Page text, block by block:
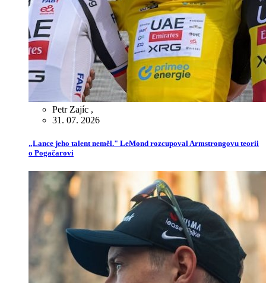
Petr Zajíc ,
31. 07. 2026
„Lance jeho talent neměl." LeMond rozcupoval Armstrongovu teorii
o Pogačarovi